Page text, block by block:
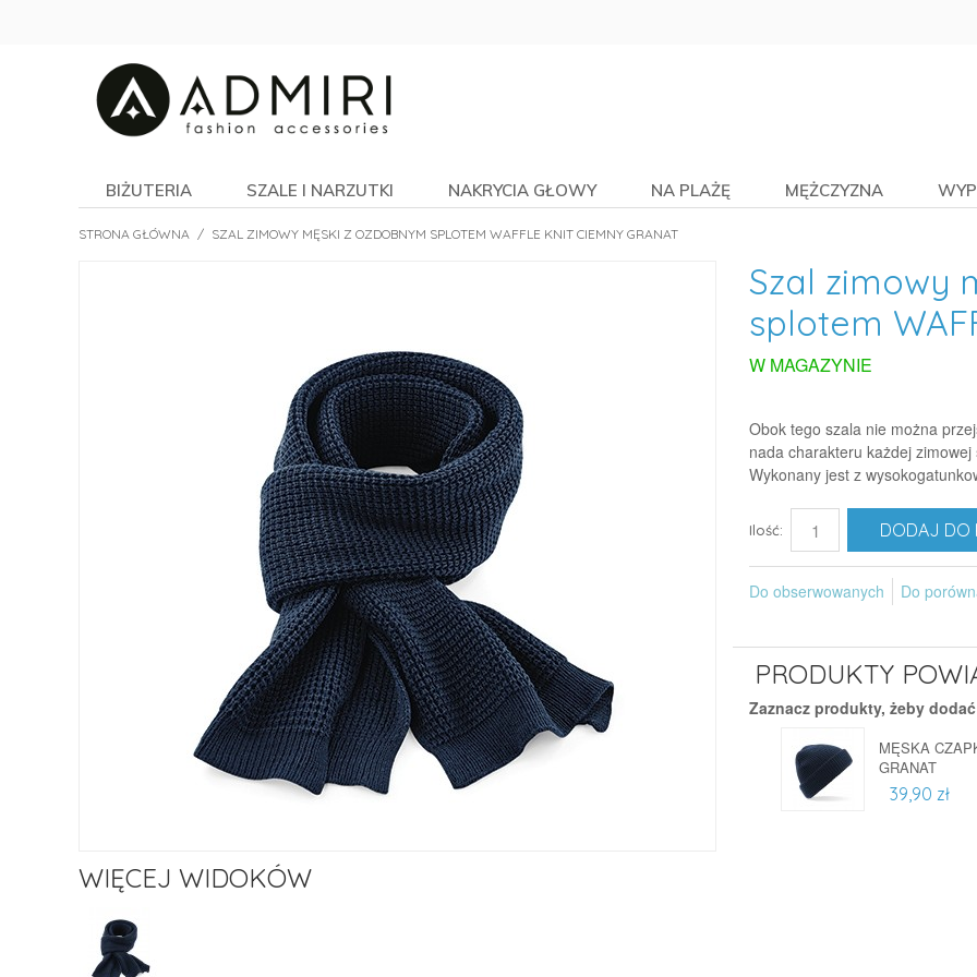
BIŻUTERIA SZALE I NARZUTKI NAKRYCIA GŁOWY NA PLAŻĘ MĘŻCZYZNA
STRONA GŁÓWNA / SZAL ZIMOWY MĘSKI Z OZDOBNYM SPLOTEM WAFFLE KNIT CIEMNY GRANAT
WIĘCEJ WIDOKÓW
Szal zimowy
splotem
W MAGAZYNIE
Obok tego szala nie można
nada charakteru każdej zimowej
Wykonany jest z
Ilość: DODAJ DO
Do obserwowanych Do
PRODUKTY
Zaznacz produkty, żeby
MĘSKA
GRANAT
39,90 zł